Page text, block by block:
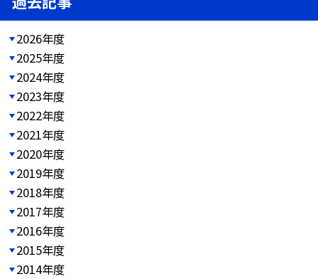
2026年度
2025年度
2024年度
2023年度
2022年度
2021年度
2020年度
2019年度
2018年度
2017年度
2016年度
2015年度
2014年度